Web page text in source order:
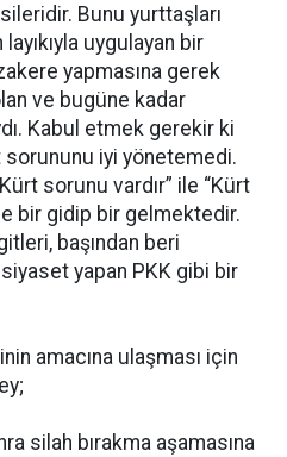
Bunu yurttaşları
uygulayan bir
yapmasına gerek
ve bugüne kadar
Kabul etmek gerekir ki
sorununu iyi yönetemedi.
sorunu vardır” ile “Kürt
bir gidip bir gelmektedir.
başından beri
yapan PKK gibi bir
amacına ulaşması için
silah bırakma aşamasına